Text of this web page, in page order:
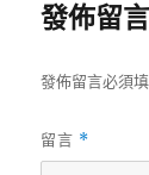
發佈留言
發佈留言必須
留言 *